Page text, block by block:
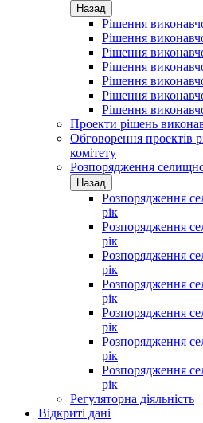
Назад
Рішення
Рішення
Рішення
Рішення
Рішення
Рішення
Рішення
Проекти рішень
Обговорення проектів
комітету
Розпорядження
Назад
Розпорядження
рік
Розпорядження
рік
Розпорядження
рік
Розпорядження
рік
Розпорядження
рік
Розпорядження
рік
Розпорядження
рік
Регуляторна діяльність
Відкриті дані